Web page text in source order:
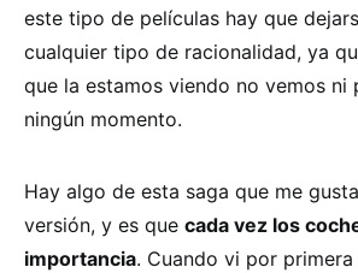
este tipo de películas hay que
cualquier tipo de racionalidad, ya
que la estamos viendo no vemos ni
ningún momento.
Hay algo de esta saga que me
versión, y es que cada vez los
importancia. Cuando vi por